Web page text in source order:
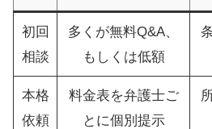
初回
相談
多くが無料Q&A、
もしくは低額
本格
依頼
料金表を弁護士ご
とに個別提示